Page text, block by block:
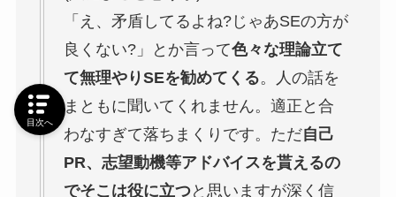
「え、矛盾してるよね?じゃあSEの方が
良くない?」とか言って色々な理論立て
て無理やりSEを勧めてくる。人の話を
まともに聞いてくれません。適正と合
わなすぎて落ちまくりです。ただ自己
PR、志望動機等アドバイスを貰えるの
でそこは役に立つと思いますが深く信
目次へ